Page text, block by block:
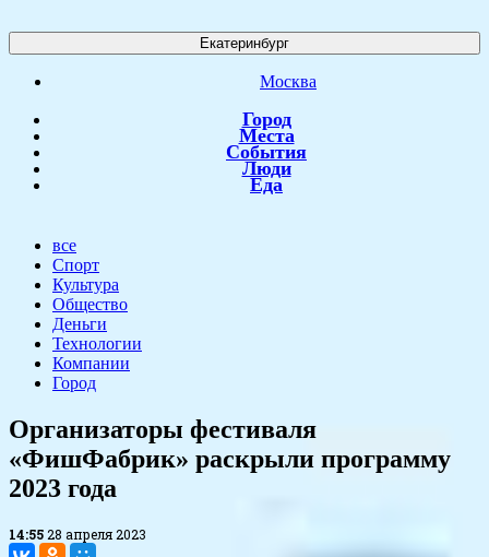
Екатеринбург
Москва
Город
Места
События
Люди
Еда
все
Спорт
Культура
Общество
Деньги
Технологии
Компании
Город
​Организаторы фестиваля
«ФишФабрик» раскрыли программу
2023 года
14:5528 апреля 2023